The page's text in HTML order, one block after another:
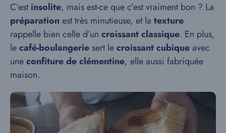
C’estinsolite, mais est-ce que c’est vraiment bon ? La
préparationest très minutieuse, et la texture
rappelle bien celle d’un croissant classique. En plus,
lecafé-boulangerie sert lecroissant cubiqueavec
uneconfiture de clémentine, elle aussi fabriquée
maison.